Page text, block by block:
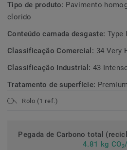
Tipo de produto: Pavimento
clorido
Conteúdo camada desgaste: Type I
Classificação Comercial: 34 Very
Classificação Industrial: 43
Tratamento de superfície:
Rolo (1 ref.)
Pegada de Carbono total
4.81 kg CO2